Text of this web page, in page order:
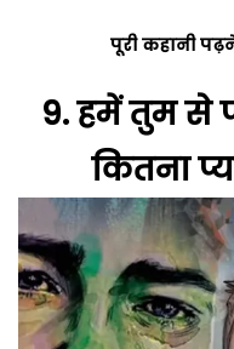
पूरी कहानी
9.हमें तुम से
कितना